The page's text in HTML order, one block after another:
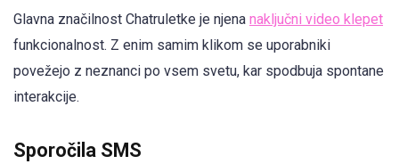
Glavna značilnost Chatruletke je njena naključni video klepet
funkcionalnost. Z enim samim klikom se uporabniki
povežejo z neznanci po vsem svetu, kar spodbuja spontane
interakcije.
Sporočila SMS